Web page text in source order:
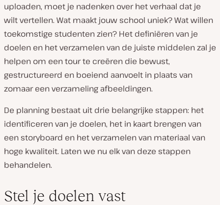
uploaden, moet je nadenken over het verhaal dat je
wilt vertellen. Wat maakt jouw school uniek? Wat willen
toekomstige studenten zien? Het definiëren van je
doelen en het verzamelen van de juiste middelen zal je
helpen om een tour te creëren die bewust,
gestructureerd en boeiend aanvoelt in plaats van
zomaar een verzameling afbeeldingen.
De planning bestaat uit drie belangrijke stappen: het
identificeren van je doelen, het in kaart brengen van
een storyboard en het verzamelen van materiaal van
hoge kwaliteit. Laten we nu elk van deze stappen
behandelen.
Stel je doelen vast